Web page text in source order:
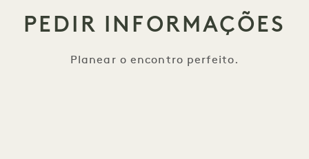
PEDIR INFORMAÇÕES
Planear o encontro perfeito.